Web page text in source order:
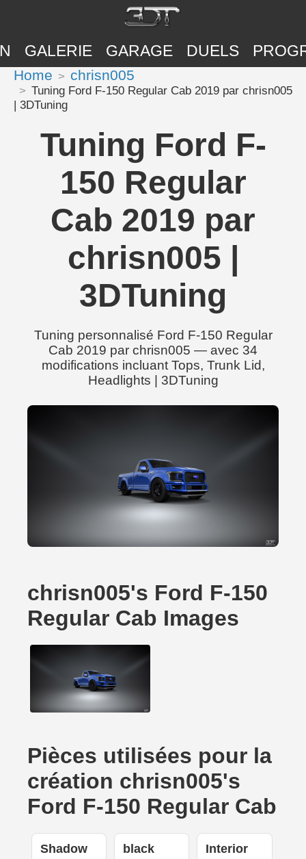
GALERIE GARAGE DUELS
Home chrisn005
Tuning Ford F-150 Regular Cab 2019 par chrisn005
| 3DTuning
Tuning Ford F-
150 Regular
Cab 2019 par
chrisn005 |
3DTuning
Tuning personnalisé Ford F-150 Regular
Cab 2019 par chrisn005 — avec 34
modifications incluant Tops, Trunk Lid,
Headlights | 3DTuning
chrisn005's Ford F-150
Regular Cab Images
Pièces utilisées pour la
création chrisn005's
Ford F-150 Regular Cab
Shadow black Interior